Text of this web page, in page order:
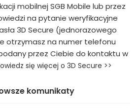
mobilnej SGB Mobile lub przez
na pytanie weryfikacyjne
3D Secure (jednorazowego
otrzymasz na numer telefonu
przez Ciebie do kontaktu w
się więcej o 3D Secure >>
komunikaty